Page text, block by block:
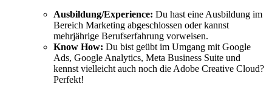
Ausbildung/Experience: Du hast eine Ausbildung im
Bereich Marketing abgeschlossen oder kannst
mehrjährige Berufserfahrung vorweisen.
Know How: Du bist geübt im Umgang mit Google
Ads, Google Analytics, Meta Business Suite und
kennst vielleicht auch noch die Adobe Creative Cloud?
Perfekt!